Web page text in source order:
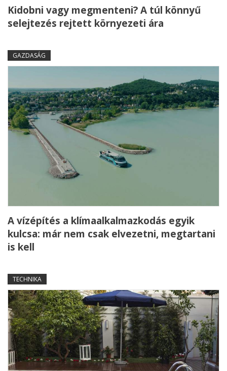
Kidobni vagy megmenteni? A túl könnyű
selejtezés rejtett környezeti ára
GAZDASÁG
A vízépítés a klímaalkalmazkodás egyik
kulcsa: már nem csak elvezetni, megtartani
is kell
TECHNIKA